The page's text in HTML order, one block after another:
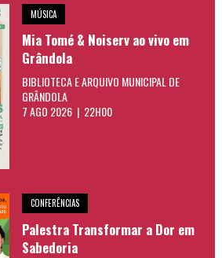
MÚSICA
Mia Tomé & Noiserv ao vivo em
Grândola
BIBLIOTECA E ARQUIVO MUNICIPAL DE
GRÂNDOLA
7 AGO 2026 | 22H00
CONFERÊNCIAS
Palestra Transformar a Dor em
Sabedoria